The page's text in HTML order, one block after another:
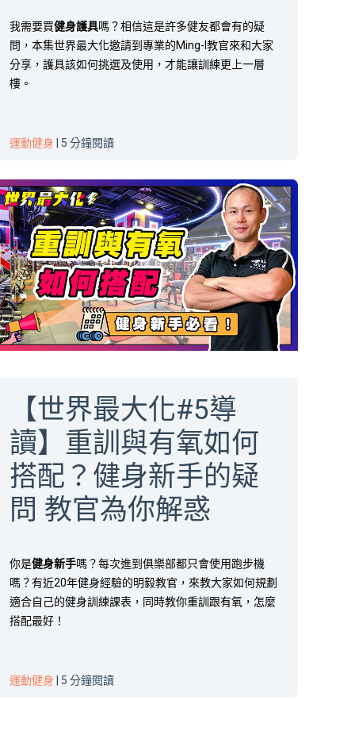
我需要買健身護具嗎？相信這是許多健友都會有的疑
問，本集世界最大化邀請到專業的Ming-I教官來和大家
分享，護具該如何挑選及使用，才能讓訓練更上一層
樓。
運動健身 | 5 分鐘閱讀
【世界最大化#5導
讀】重訓與有氧如何
搭配？健身新手的疑
問 教官為你解惑
你是健身新手嗎？每次進到俱樂部都只會使用跑步機
嗎？有近20年健身經驗的明毅教官，來教大家如何規劃
適合自己的健身訓練課表，同時教你重訓跟有氧，怎麼
搭配最好！
運動健身 | 5 分鐘閱讀